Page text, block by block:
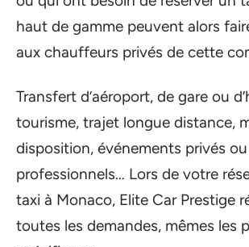
haut de gamme peuvent alors
aux chauffeurs privés de cette
Transfert d’aéroport, de gare ou
tourisme, trajet longue distance,
disposition, événements privés ou
professionnels… Lors de votre
taxi à Monaco, Elite Car Prestige
toutes les demandes, mêmes les